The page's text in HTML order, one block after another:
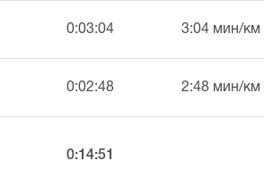
0:03:04 3:04 мин/км
0:02:48 2:48 мин/км
0:14:51